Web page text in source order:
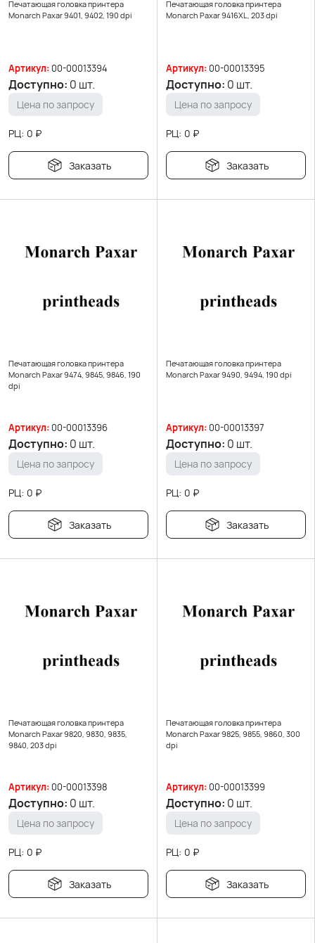
Печатающая головка принтера
Monarch Paxar 9401, 9402, 190 dpi
Артикул: 00-00013394
Доступно: 0 шт.
Цена по запросу
РЦ: 0 ₽
Заказать
Печатающая головка принтера
Monarch Paxar 9416XL, 203 dpi
Артикул: 00-00013395
Доступно: 0 шт.
Цена по запросу
РЦ: 0 ₽
Заказать
Печатающая головка принтера
Monarch Paxar 9474, 9845, 9846, 190
dpi
Артикул: 00-00013396
Доступно: 0 шт.
Цена по запросу
РЦ: 0 ₽
Заказать
Печатающая головка принтера
Monarch Paxar 9490, 9494, 190 dpi
Артикул: 00-00013397
Доступно: 0 шт.
Цена по запросу
РЦ: 0 ₽
Заказать
Печатающая головка принтера
Monarch Paxar 9820, 9830, 9835,
9840, 203 dpi
Артикул: 00-00013398
Доступно: 0 шт.
Цена по запросу
РЦ: 0 ₽
Заказать
Печатающая головка принтера
Monarch Paxar 9825, 9855, 9860, 300
dpi
Артикул: 00-00013399
Доступно: 0 шт.
Цена по запросу
РЦ: 0 ₽
Заказать